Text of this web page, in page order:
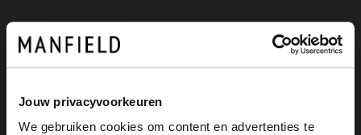
Jouw privacyvoorkeuren
We gebruiken cookies om content en advertenties te